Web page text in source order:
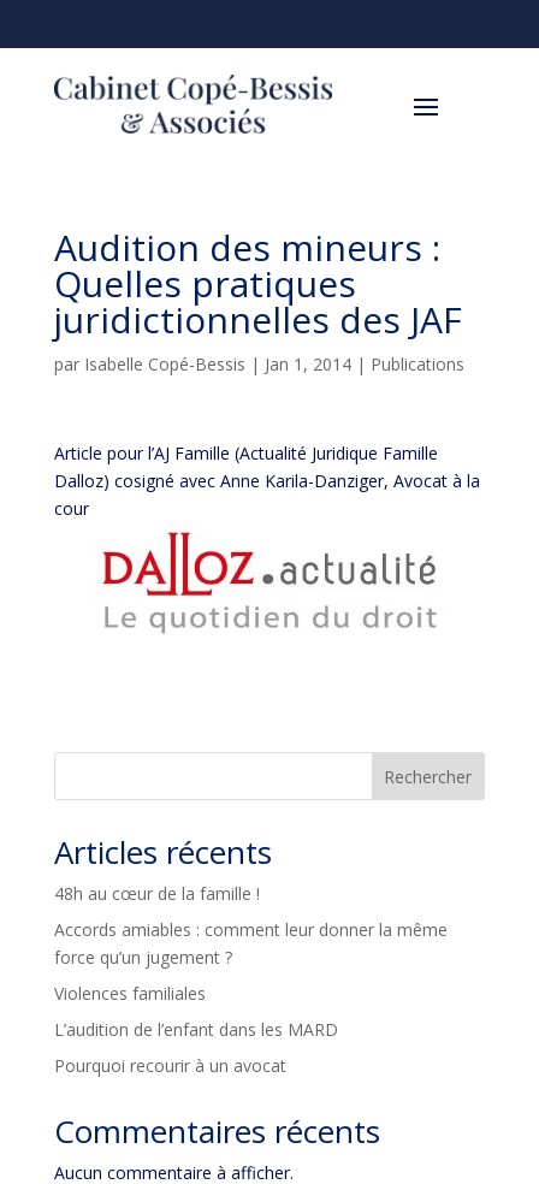
Audition des mineurs :
Quelles pratiques
juridictionnelles des JAF
par Isabelle Copé-Bessis | Jan 1, 2014| Publications
Article pour l’AJ Famille (Actualité Juridique Famille
Dalloz) cosigné avec Anne Karila-Danziger, Avocat à la
cour
Rechercher
Articles récents
48h au cœur de la famille !
Accords amiables : comment leur donner la même
force qu’un jugement ?
Violences familiales
L’audition de l’enfant dans les MARD
Pourquoi recourir à un avocat
Commentaires récents
Aucun commentaire à afficher.